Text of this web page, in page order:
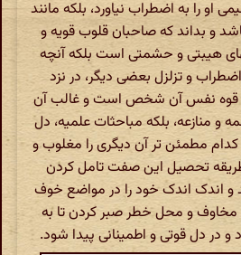
او را به اضطراب نیاورد، بلکه مانند
و بداند که صاحبان قلوب قویه و
هیبتی و حشمتی است بلکه آنچه
و تزلزل بعضی دیگر، در نزد
قوه نفس آن شخص است و غالب آن
منازعه، بلکه مباحثات علمیه، دل
مطمئن تر آن دیگری را مغلوب و
تحصیل این صفت تامل کردن
اندک اندک خود را در مواضع خوف
مخاوف و محل خطر صبر کردن تا به
در دل قوتی و اطمینانی پیدا شود.